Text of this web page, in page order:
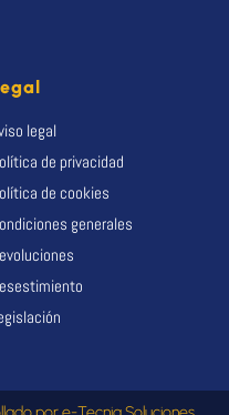
legal
de privacidad
de cookies
generales